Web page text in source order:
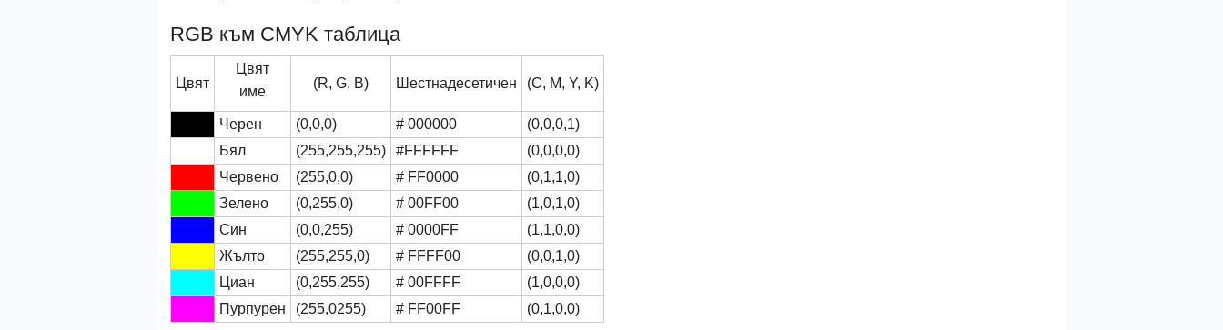
RGB към CMYK таблица
Цвят
Цвят
име
(R, G, B) Шестнадесетичен (C, M, Y, K)
Черен (0,0,0) # 000000
(0,0,0,1)
Бял
(255,255,255) #FFFFFF
(0,0,0,0)
Червено
(255,0,0) # FF0000
(0,1,1,0)
Зелено
(0,255,0) # 00FF00
(1,0,1,0)
Син
(0,0,255) # 0000FF
(1,1,0,0)
Жълто
(255,255,0) # FFFF00
(0,0,1,0)
Циан
(0,255,255) # 00FFFF
(1,0,0,0)
Пурпурен
(255,0255) # FF00FF (0,1,0,0)